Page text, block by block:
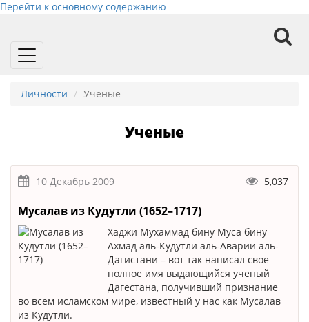
Перейти к основному содержанию
Toggle
Личности
Ученые
Ученые
10 Декабрь 2009 5,037
Мусалав из Кудутли (1652–1717)
Хаджи Мухаммад бину Муса бину
Ахмад аль-Кудутли аль-Аварии аль-
Дагистани – вот так написал свое
полное имя выдающийся ученый
Дагестана, получивший признание
во всем исламском мире, известный у нас как Мусалав
из Кудутли.